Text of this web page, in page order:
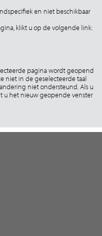
en niet beschikbaar
klikt u op de volgende link:
pagina wordt geopend
niet in de geselecteerde taal
niet ondersteund. Als u
u het nieuw geopende venster